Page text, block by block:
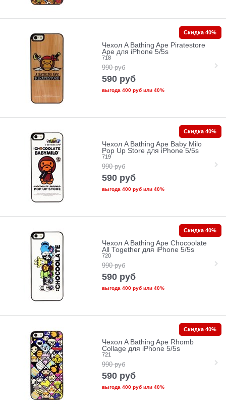
Чехол A Bathing Ape Piratestore
Ape для iPhone 5/5s
718
990 руб
590 руб
выгода 400 рубили 40%
Скидка 40%
Чехол A Bathing Ape Baby Milo
Pop Up Store для iPhone 5/5s
719
990 руб
590 руб
выгода 400 рубили 40%
Скидка 40%
Чехол A Bathing Ape Chocoolate
All Together для iPhone 5/5s
720
990 руб
590 руб
выгода 400 рубили 40%
Скидка 40%
Чехол A Bathing Ape Rhomb
Collage для iPhone 5/5s
721
990 руб
590 руб
выгода 400 рубили 40%
Скидка 40%